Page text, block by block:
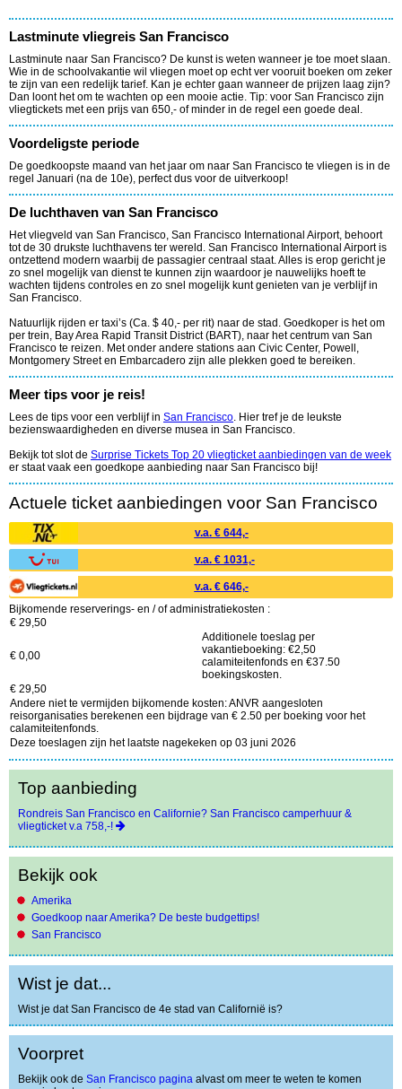
Top aanbieding
Rondreis San Francisco en Californie? San Francisco camperhuur &
vliegticket v.a 758,-!
Bekijk ook
Amerika
Goedkoop naar Amerika? De beste budgettips!
San Francisco
Wist je dat...
Wist je dat San Francisco de 4e stad van Californië is?
Voorpret
Bekijk ook de San Francisco pagina alvast om meer te weten te komen
Lastminute vliegreis San Francisco
Lastminute naar San Francisco? De kunst is weten wanneer je toe moet slaan.
Wie in de schoolvakantie wil vliegen moet op echt ver vooruit boeken om zeker
te zijn van een redelijk tarief. Kan je echter gaan wanneer de prijzen laag zijn?
Dan loont het om te wachten op een mooie actie. Tip: voor San Francisco zijn
vliegtickets met een prijs van 650,- of minder in de regel een goede deal.
Voordeligste periode
De goedkoopste maand van het jaar om naar San Francisco te vliegen is in de
regel Januari (na de 10e), perfect dus voor de uitverkoop!
De luchthaven van San Francisco
Het vliegveld van San Francisco, San Francisco International Airport, behoort
tot de 30 drukste luchthavens ter wereld. San Francisco International Airport is
ontzettend modern waarbij de passagier centraal staat. Alles is erop gericht je
zo snel mogelijk van dienst te kunnen zijn waardoor je nauwelijks hoeft te
wachten tijdens controles en zo snel mogelijk kunt genieten van je verblijf in
San Francisco.
Natuurlijk rijden er taxi’s (Ca. $ 40,- per rit) naar de stad. Goedkoper is het om
per trein, Bay Area Rapid Transit District (BART), naar het centrum van San
Francisco te reizen. Met onder andere stations aan Civic Center, Powell,
Montgomery Street en Embarcadero zijn alle plekken goed te bereiken.
Meer tips voor je reis!
Lees de tips voor een verblijf in San Francisco. Hier tref je de leukste
bezienswaardigheden en diverse musea in San Francisco.
Bekijk tot slot de Surprise Tickets Top 20 vliegticket aanbiedingen van de week
er staat vaak een goedkope aanbieding naar San Francisco bij!
Actuele ticket aanbiedingen voor San Francisco
v.a. € 644,-
v.a. € 1031,-
v.a. € 646,-
Bijkomende reserverings- en / of administratiekosten :
€ 29,50
€ 0,00
Additionele toeslag per
vakantieboeking: €2,50
calamiteitenfonds en €37.50
boekingskosten.
€ 29,50
Andere niet te vermijden bijkomende kosten: ANVR aangesloten
reisorganisaties berekenen een bijdrage van € 2.50 per boeking voor het
calamiteitenfonds.
Deze toeslagen zijn het laatste nagekeken op 03 juni 2026